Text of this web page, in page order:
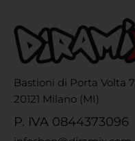
Bastioni di Porta Volta 7,
20121 Milano (MI)
P. IVA 0844373096